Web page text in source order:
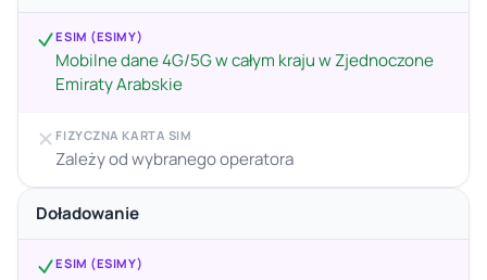
ESIM (ESIMY)
Mobilne dane 4G/5G w całym kraju w Zjednoczone
Emiraty Arabskie
FIZYCZNA KARTA SIM
Zależy od wybranego operatora
Doładowanie
ESIM (ESIMY)